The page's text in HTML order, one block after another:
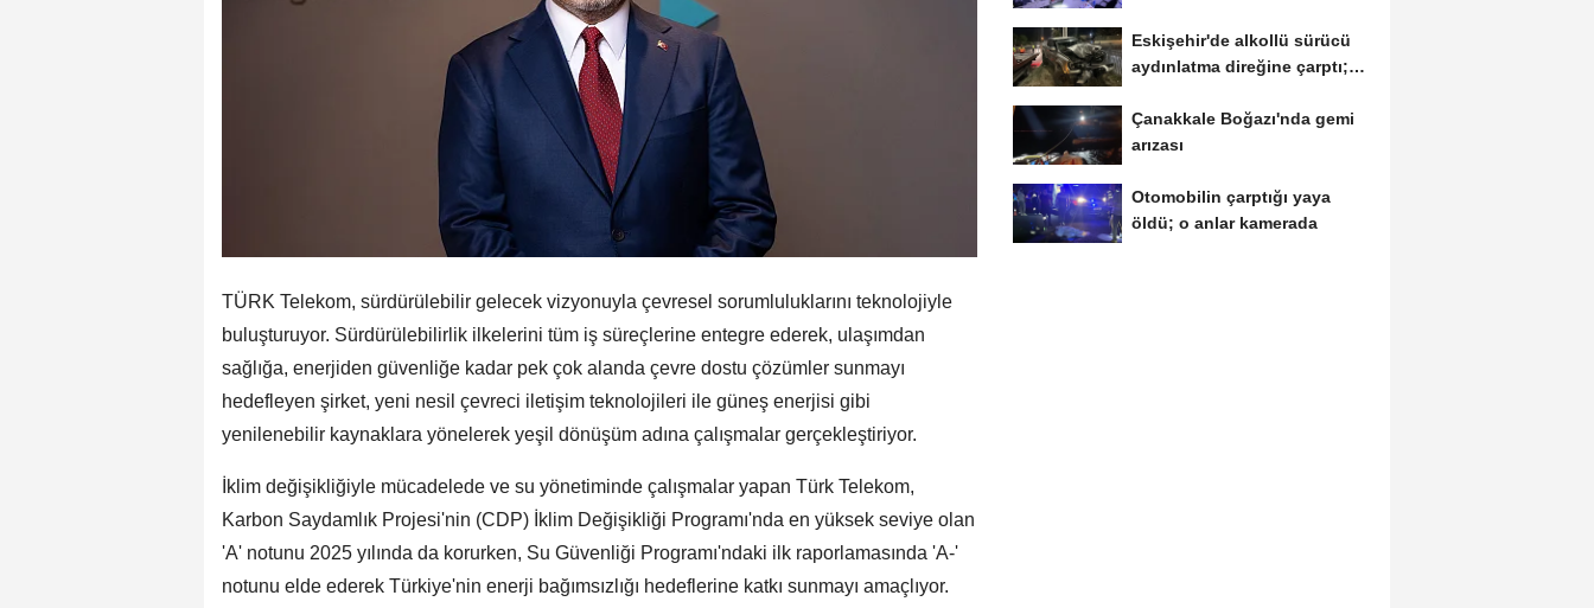
TÜRK Telekom, sürdürülebilir gelecek vizyonuyla çevresel sorumluluklarını teknolojiyle
buluşturuyor. Sürdürülebilirlik ilkelerini tüm iş süreçlerine entegre ederek, ulaşımdan
sağlığa, enerjiden güvenliğe kadar pek çok alanda çevre dostu çözümler sunmayı
hedefleyen şirket, yeni nesil çevreci iletişim teknolojileri ile güneş enerjisi gibi
yenilenebilir kaynaklara yönelerek yeşil dönüşüm adına çalışmalar gerçekleştiriyor.
İklim değişikliğiyle mücadelede ve su yönetiminde çalışmalar yapan Türk Telekom,
Karbon Saydamlık Projesi'nin (CDP) İklim Değişikliği Programı'nda en yüksek seviye olan
'A' notunu 2025 yılında da korurken, Su Güvenliği Programı'ndaki ilk raporlamasında 'A-'
notunu elde ederek Türkiye'nin enerji bağımsızlığı hedeflerine katkı sunmayı amaçlıyor.
Eskişehir'de alkollü sürücü
aydınlatma direğine çarptı;
Çanakkale Boğazı'nda gemi
arızası
Otomobilin çarptığı yaya
öldü; o anlar kamerada